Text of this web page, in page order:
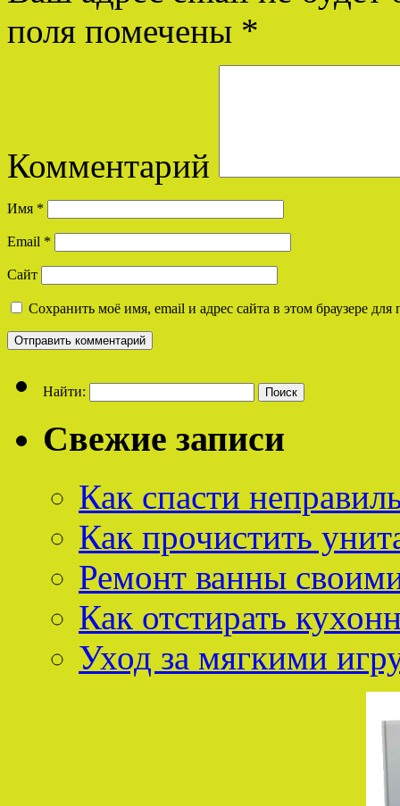
поля помечены *
Комментарий
Имя *
Email *
Сайт
Сохранить моё имя, email и адрес сайта в этом браузере
Найти:
Свежие записи
Как спасти
Как прочистить
Ремонт ванны
Как отстирать
Уход за мягкими